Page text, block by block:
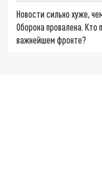
Новости сильно хуже,
Оборона провалена. Кто
важнейшем фронте?